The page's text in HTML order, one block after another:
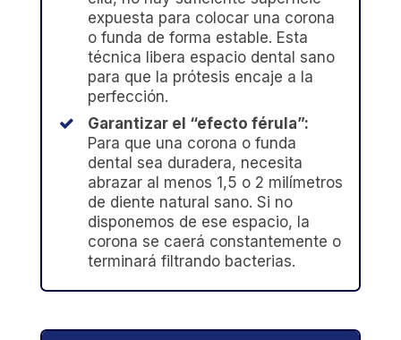
expuesta para colocar una corona
o funda de forma estable. Esta
técnica libera espacio dental sano
para que la prótesis encaje a la
perfección.
Garantizar el “efecto férula”:
Para que una corona o funda
dental sea duradera, necesita
abrazar al menos 1,5 o 2 milímetros
de diente natural sano. Si no
disponemos de ese espacio, la
corona se caerá constantemente o
terminará filtrando bacterias.